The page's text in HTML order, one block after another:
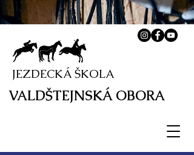
JEZDECKÁ ŠKOLA
VALDŠTEJNSKÁ OBORA